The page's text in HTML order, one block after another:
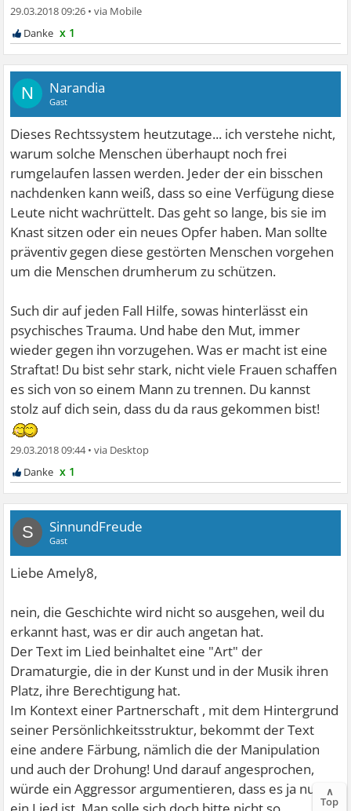
29.03.2018 09:26 •
x 1
N Narandia
Gast
Dieses Rechtssystem heutzutage... ich verstehe nicht,
warum solche Menschen überhaupt noch frei
rumgelaufen lassen werden. Jeder der ein bisschen
nachdenken kann weiß, dass so eine Verfügung diese
Leute nicht wachrüttelt. Das geht so lange, bis sie im
Knast sitzen oder ein neues Opfer haben. Man sollte
präventiv gegen diese gestörten Menschen vorgehen
um die Menschen drumherum zu schützen.
Such dir auf jeden Fall Hilfe, sowas hinterlässt ein
psychisches Trauma. Und habe den Mut, immer
wieder gegen ihn vorzugehen. Was er macht ist eine
Straftat! Du bist sehr stark, nicht viele Frauen schaffen
es sich von so einem Mann zu trennen. Du kannst
stolz auf dich sein, dass du da raus gekommen bist!
29.03.2018 09:44•
x 1
S SinnundFreude
Gast
Liebe Amely8,
nein, die Geschichte wird nicht so ausgehen, weil du
erkannt hast, was er dir auch angetan hat.
Der Text im Lied beinhaltet eine "Art" der
Dramaturgie, die in der Kunst und in der Musik ihren
Platz, ihre Berechtigung hat.
Im Kontext einer Partnerschaft , mit dem Hintergrund
seiner Persönlichkeitsstruktur, bekommt der Text
eine andere Färbung, nämlich die der Manipulation
und auch der Drohung! Und darauf angesprochen,
würde ein Aggressor argumentieren, dass es ja nur
∧
Top